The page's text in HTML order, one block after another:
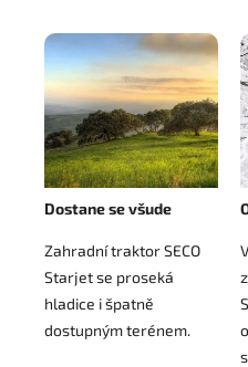
Dostane se všude
Zahradní traktor SECO
Starjet se proseká
hladice i špatně
dostupným terénem.